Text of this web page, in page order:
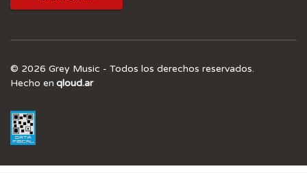
© 2026 Grey Music - Todos los derechos reservados.
Hecho en qloud.ar